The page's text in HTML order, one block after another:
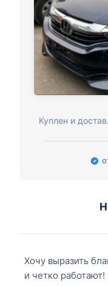
Куплен и
Хочу выразить
и четко